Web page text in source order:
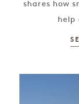
shares how
help